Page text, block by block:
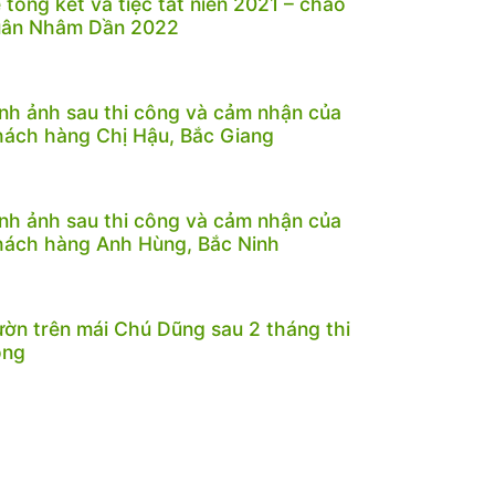
Nhâm Dần 2022
ảnh sau thi công và cảm nhận của
hàng Chị Hậu, Bắc Giang
ảnh sau thi công và cảm nhận của
hàng Anh Hùng, Bắc Ninh
trên mái Chú Dũng sau 2 tháng thi